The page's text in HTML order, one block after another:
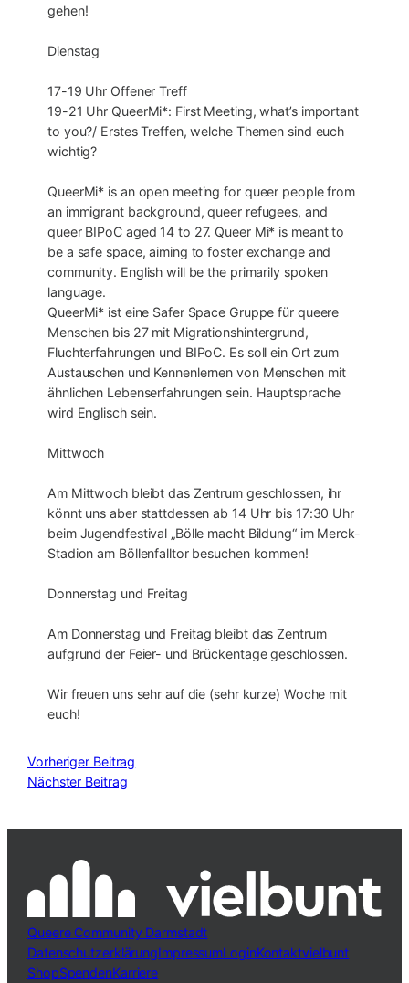
gehen!
Dienstag
17-19 Uhr Offener Treff
19-21 Uhr QueerMi*: First Meeting, what’s important
to you?/ Erstes Treffen, welche Themen sind euch
wichtig?
QueerMi* is an open meeting for queer people from
an immigrant background, queer refugees, and
queer BIPoC aged 14 to 27. Queer Mi* is meant to
be a safe space, aiming to foster exchange and
community. English will be the primarily spoken
language.
QueerMi* ist eine Safer Space Gruppe für queere
Menschen bis 27 mit Migrationshintergrund,
Fluchterfahrungen und BIPoC. Es soll ein Ort zum
Austauschen und Kennenlernen von Menschen mit
ähnlichen Lebenserfahrungen sein. Hauptsprache
wird Englisch sein.
Mittwoch
Am Mittwoch bleibt das Zentrum geschlossen, ihr
könnt uns aber stattdessen ab 14 Uhr bis 17:30 Uhr
beim Jugendfestival „Bölle macht Bildung“ im Merck-
Stadion am Böllenfalltor besuchen kommen!
Donnerstag und Freitag
Am Donnerstag und Freitag bleibt das Zentrum
aufgrund der Feier- und Brückentage geschlossen.
Wir freuen uns sehr auf die (sehr kurze) Woche mit
euch!
Vorheriger Beitrag
Nächster Beitrag
Queere Community Darmstadt
DatenschutzerklärungImpressumLoginKontaktvielbunt
ShopSpendenKarriere